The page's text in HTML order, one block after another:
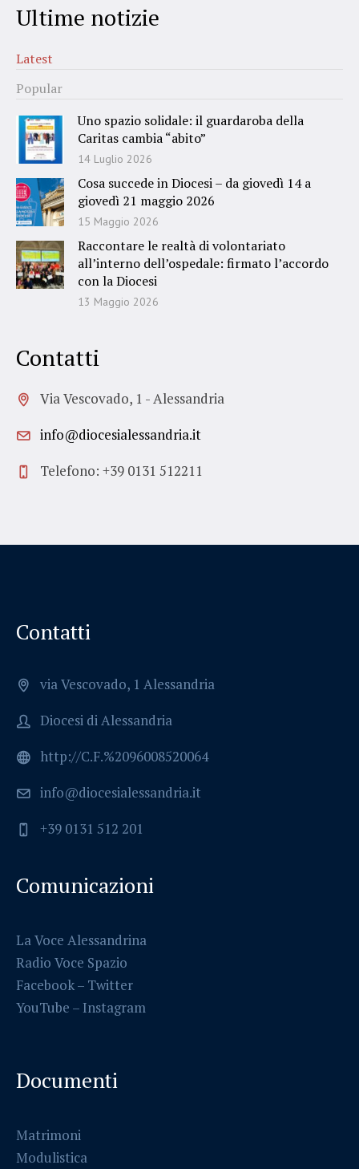
Ultime notizie
Latest
Popular
Uno spazio solidale: il guardaroba della
Caritas cambia “abito”
14 Luglio 2026
Cosa succede in Diocesi – da giovedì 14 a
giovedì 21 maggio 2026
15 Maggio 2026
Raccontare le realtà di volontariato
all’interno dell’ospedale: firmato l’accordo
con la Diocesi
13 Maggio 2026
Contatti
Via Vescovado, 1 - Alessandria
info@diocesialessandria.it
Telefono: +39 0131 512211
Contatti
via Vescovado, 1 Alessandria
Diocesi di Alessandria
http://C.F.%2096008520064
info@diocesialessandria.it
+39 0131 512 201
Comunicazioni
La Voce Alessandrina
Radio Voce Spazio
Facebook– Twitter
YouTube – Instagram
Documenti
Matrimoni
Modulistica